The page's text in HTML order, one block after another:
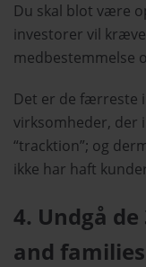
Du skal blot være
investorer vil
medbestemmelse
Det er de færreste
virksomheder, der
“tracktion”; og
ikke har haft
4. Undgå de
and families